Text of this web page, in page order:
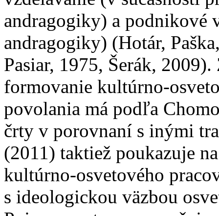
andragogiky) a podnikové
andragogiky) (Hotár,
Pasiar, 1975, Šerák,
formovanie kultúrno-
povolania má podľa
črty v porovnaní s inými
(2011) taktiež poukazuje
kultúrno-osvetového
s ideologickou väzbou